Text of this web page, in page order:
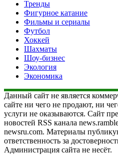
Тренды
Фигурное катание
Фильмы и сериалы
Футбол
Хоккей
Шахматы
Шоу-бизнес
Экология
Экономика
Данный сайт не является
сайте ни чего не продают, ни
услуги не оказываются. Сайт
новостей RSS канала
newsru.com. Материалы
ответственность за
Администрация сайта не несёт.